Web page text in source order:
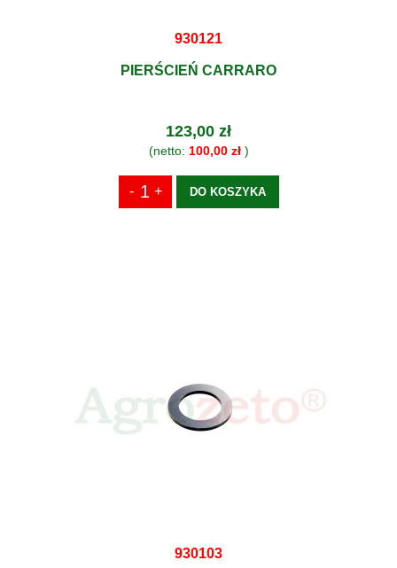
930121
PIERŚCIEŃ CARRARO
123,00 zł
(netto: 100,00 zł)
DO KOSZYKA
930103